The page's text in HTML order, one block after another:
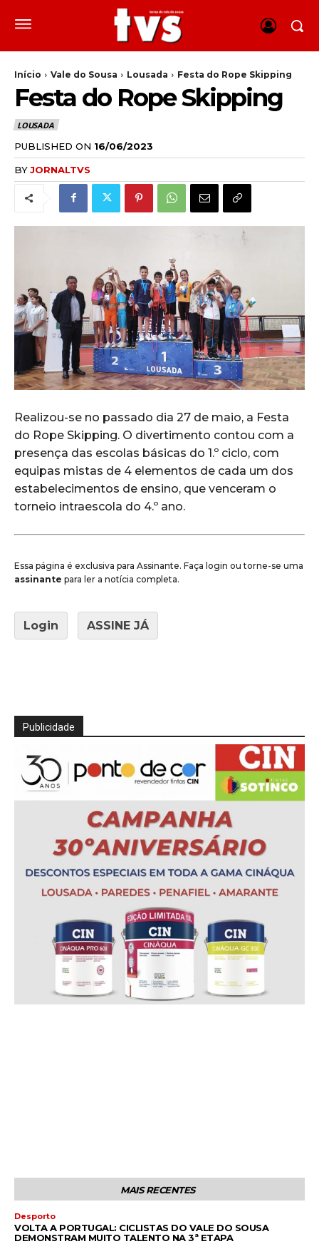
Início Vale do Sousa Lousada Festa do Rope Skipping
Festa do Rope Skipping
LOUSADA
PUBLISHED ON 16/06/2023
BYJORNALTVS
Realizou-se no passado dia 27 de maio, a Festa
do Rope Skipping. O divertimento contou com a
presença das escolas básicas do 1.º ciclo, com
equipas mistas de 4 elementos de cada um dos
estabelecimentos de ensino, que venceram o
torneio intraescola do 4.º ano.
Essa página é exclusiva para Assinante. Faça login ou torne-se uma
assinante para ler a notícia completa.
Login ASSINE JÁ
Publicidade
MAIS RECENTES
Desporto
VOLTA A PORTUGAL: CICLISTAS DO VALE DO SOUSA
DEMONSTRAM MUITO TALENTO NA 3ª ETAPA